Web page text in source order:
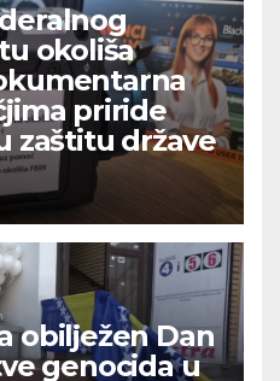
okoliša
priride
zaštitu države
obilježen Dan
genocida u